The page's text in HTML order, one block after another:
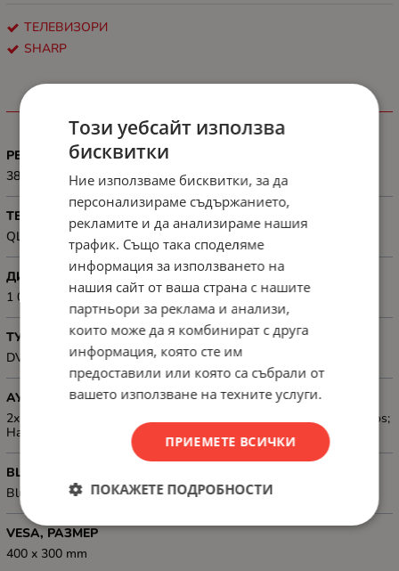
ТЕЛЕВИЗОРИ
SHARP
РЕЗОЛЮЦИЯ
3840x2160
ТЕХНОЛОГИЯ
QLED
ДИНАМИЧЕН КОНТРАСТ
1 000 000:1
ТУНЕР
DVB-T/T2/C/S/S2
АУДИО
2x 12W, Dolby Digital, Dolby Digital Plus, Dolby AC-4, Dolby Atmos;
Harman/Kardon speaker system
BLUETOOTH
Bluetooth
VESA, РАЗМЕР
400 x 300 mm
Този уебсайт използва
бисквитки
Ние използваме бисквитки, за да
персонализираме съдържанието,
рекламите и да анализираме нашия
трафик. Също така споделяме
информация за използването на
нашия сайт от ваша страна с нашите
партньори за реклама и анализи,
които може да я комбинират с друга
информация, която сте им
предоставили или която са събрали от
вашето използване на техните услуги.
ПРИЕМЕТЕ ВСИЧКИ
ПОКАЖЕТЕ ПОДРОБНОСТИ